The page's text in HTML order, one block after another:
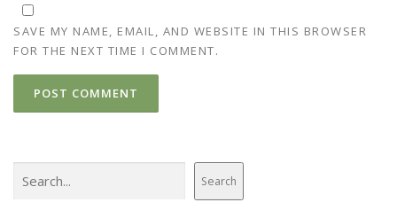
SAVE MY NAME, EMAIL, AND WEBSITE IN THIS BROWSER
FOR THE NEXT TIME I COMMENT.
Search